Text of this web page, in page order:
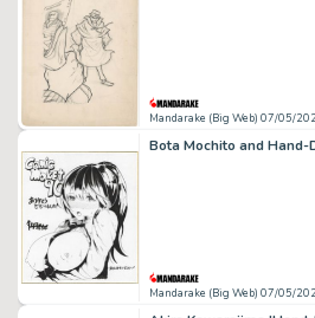
Mandarake (Big Web) 07/05/
Mandarake (Big Web) 07/05/